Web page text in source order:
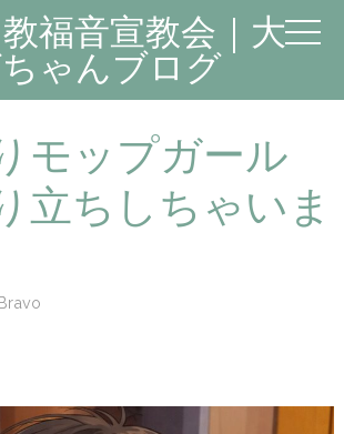
福音宣教会｜大
ゃんブログ
モップガール
立ちしちゃいま
Bravo